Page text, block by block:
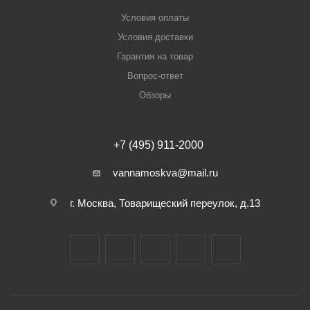
Условия оплаты
Условия доставки
Гарантия на товар
Вопрос-ответ
Обзоры
+7 (495) 911-2000
vannamoskva@mail.ru
г. Москва, Товарищеский переулок, д.13